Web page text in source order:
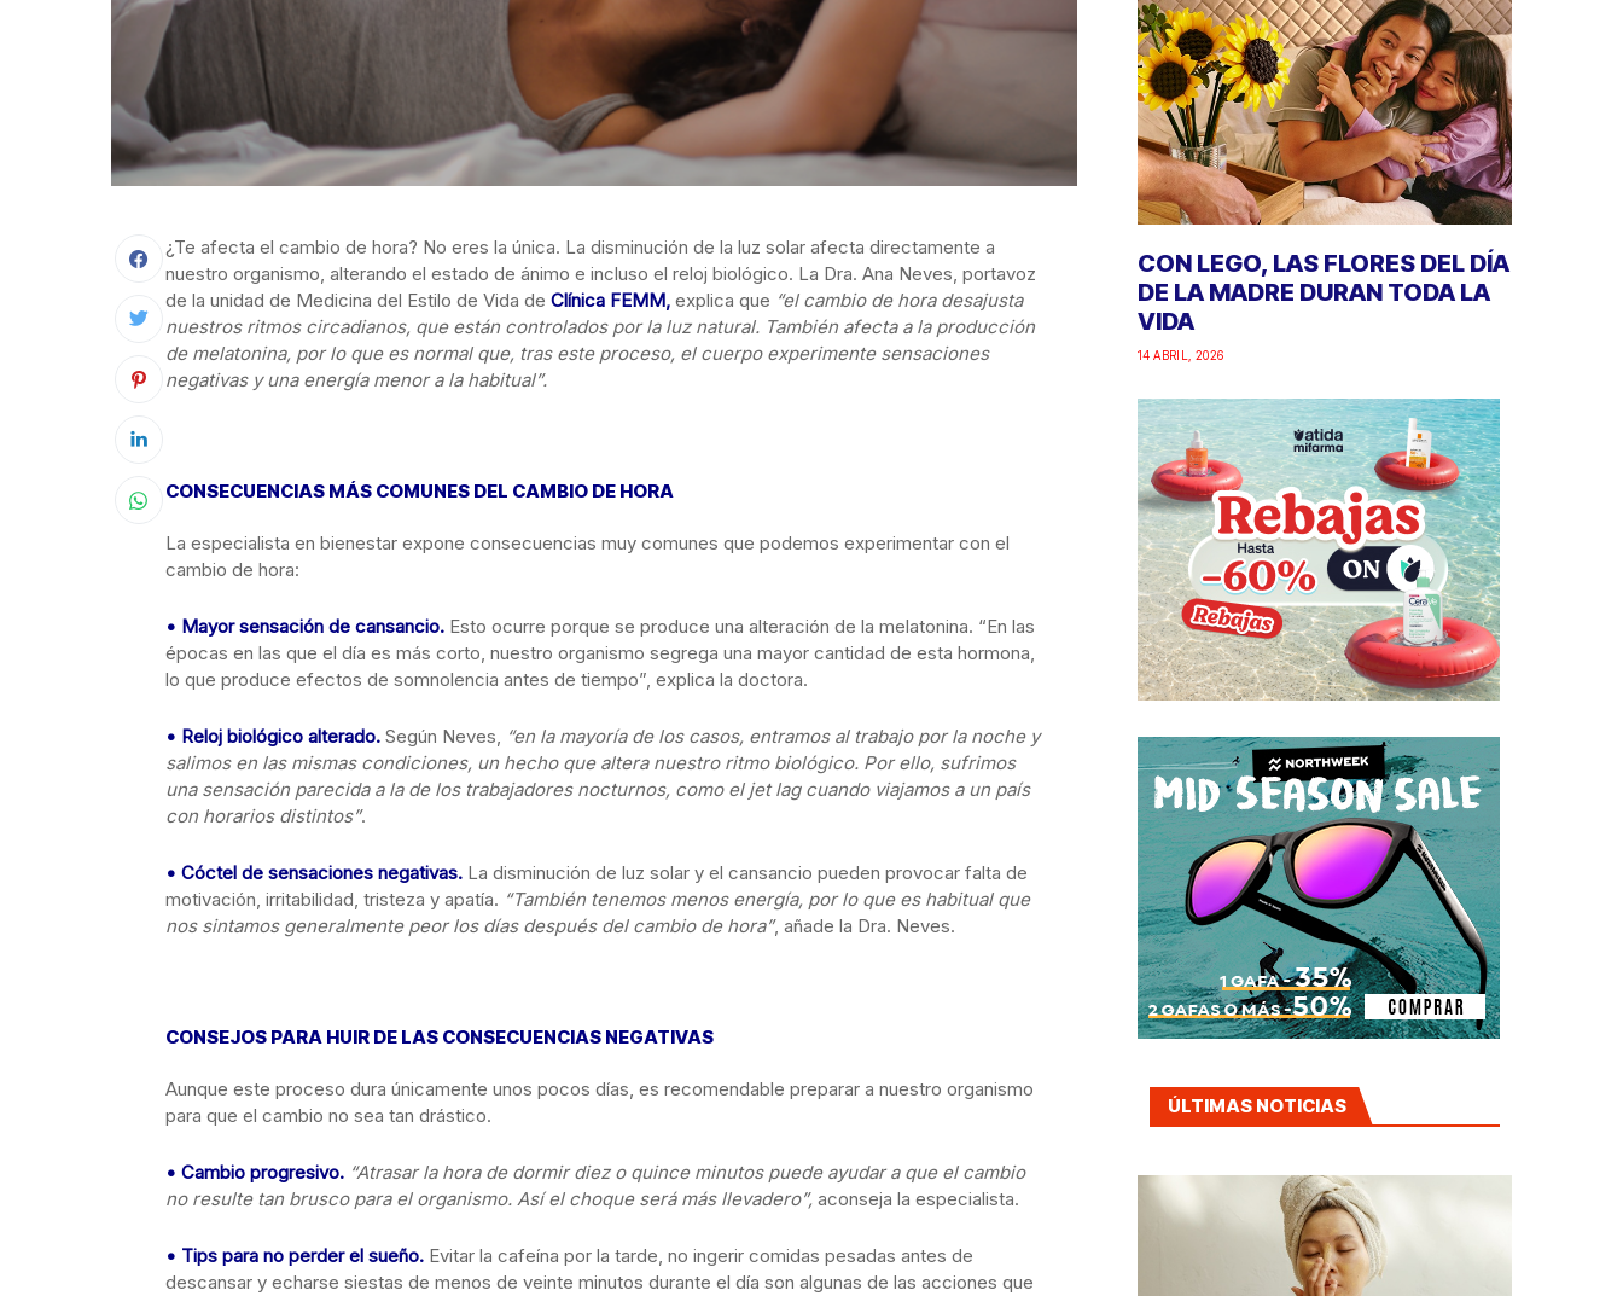
¿Te afecta el cambio de hora? No eres la única. La disminución de la luz solar afecta directamente a
nuestro organismo, alterando el estado de ánimo e incluso el reloj biológico. La Dra. Ana Neves, portavoz
de la unidad de Medicina del Estilo de Vida de Clínica FEMM, explica que “el cambio de hora desajusta
nuestros ritmos circadianos, que están controlados por la luz natural. También afecta a la producción
de melatonina, por lo que es normal que, tras este proceso, el cuerpo experimente sensaciones
negativas y una energía menor a la habitual”.
CONSECUENCIAS MÁS COMUNES DEL CAMBIO DE HORA
La especialista en bienestar expone consecuencias muy comunes que podemos experimentar con el
cambio de hora:
• Mayor sensación de cansancio. Esto ocurre porque se produce una alteración de la melatonina. “En las
épocas en las que el día es más corto, nuestro organismo segrega una mayor cantidad de esta hormona,
lo que produce efectos de somnolencia antes de tiempo”, explica la doctora.
• Reloj biológico alterado. Según Neves, “en la mayoría de los casos, entramos al trabajo por la noche y
salimos en las mismas condiciones, un hecho que altera nuestro ritmo biológico. Por ello, sufrimos
una sensación parecida a la de los trabajadores nocturnos, como el jet lag cuando viajamos a un país
con horarios distintos”.
• Cóctel de sensaciones negativas. La disminución de luz solar y el cansancio pueden provocar falta de
motivación, irritabilidad, tristeza y apatía. “También tenemos menos energía, por lo que es habitual que
nos sintamos generalmente peor los días después del cambio de hora”, añade la Dra. Neves.
CONSEJOS PARA HUIR DE LAS CONSECUENCIAS NEGATIVAS
Aunque este proceso dura únicamente unos pocos días, es recomendable preparar a nuestro organismo
para que el cambio no sea tan drástico.
• Cambio progresivo. “Atrasar la hora de dormir diez o quince minutos puede ayudar a que el cambio
no resulte tan brusco para el organismo. Así el choque será más llevadero”, aconseja la especialista.
• Tips para no perder el sueño. Evitar la cafeína por la tarde, no ingerir comidas pesadas antes de
descansar y echarse siestas de menos de veinte minutos durante el día son algunas de las acciones que
CON LEGO, LAS FLORES DEL DÍA
DE LA MADRE DURAN TODA LA
VIDA
14 ABRIL, 2026
ÚLTIMAS NOTICIAS